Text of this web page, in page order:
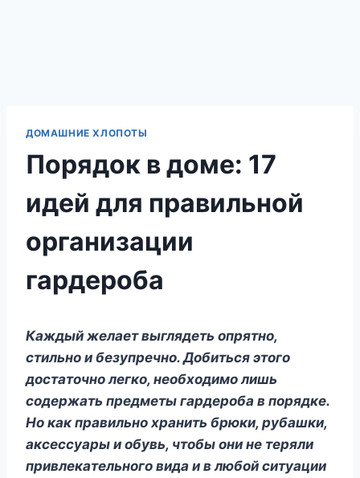
ДОМАШНИЕ ХЛОПОТЫ
Порядок в доме: 17
идей для правильной
организации
гардероба
Каждый желает выглядеть опрятно,
стильно и безупречно. Добиться этого
достаточно легко, необходимо лишь
содержать предметы гардероба в порядке.
Но как правильно хранить брюки, рубашки,
аксессуары и обувь, чтобы они не теряли
привлекательного вида и в любой ситуации